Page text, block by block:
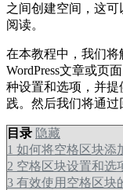
之间创建空间，这
阅读。
在本教程中，我们
WordPress文章或页
种设置和选项，并
践。然后我们将通过
目录 隐藏
1 如何将空格区块添
2 空格区块设置和选
3 有效使用空格区块